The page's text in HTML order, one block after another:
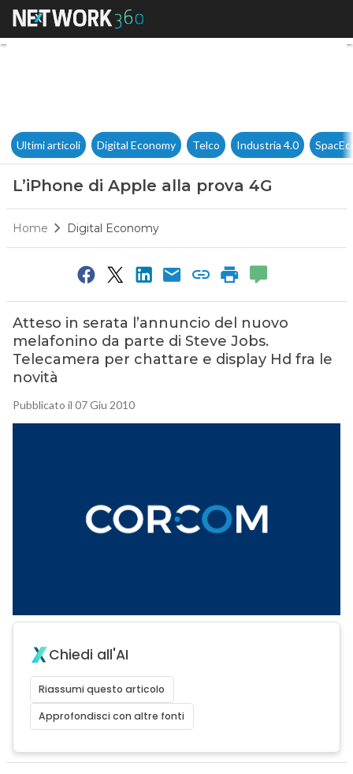
L’iPhone di Apple alla prova
Ultimi articoli Digital Economy Telco Industria 4.0
L’iPhone di Apple alla prova 4G
Home Digital Economy
Atteso in serata l’annuncio del nuovo
melafonino da parte di Steve Jobs.
Telecamera per chattare e display Hd fra le
novità
Pubblicato il 07 Giu 2010
Chiedi all'AI
Riassumi questo articolo
Approfondisci con altre fonti